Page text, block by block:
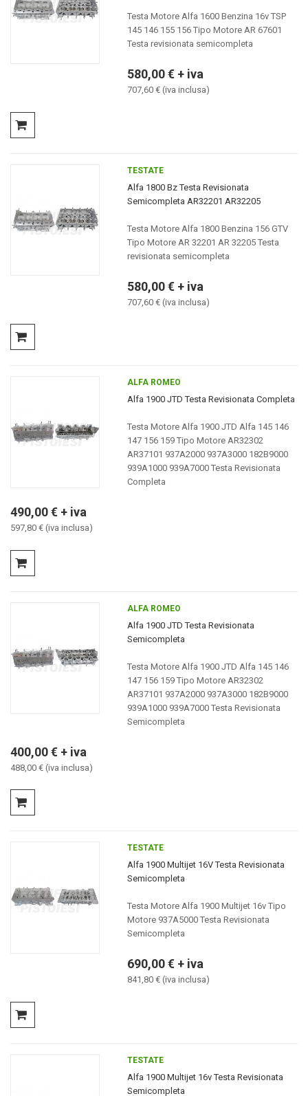
Testa Motore Alfa 1600 Benzina 16v TSP
145 146 155 156 Tipo Motore AR 67601
Testa revisionata semicompleta
580,00 € + iva
707,60 € (iva inclusa)
TESTATE
Alfa 1800 Bz Testa Revisionata
Semicompleta AR32201 AR32205
Testa Motore Alfa 1800 Benzina 156 GTV
Tipo Motore AR 32201 AR 32205 Testa
revisionata semicompleta
580,00 € + iva
707,60 € (iva inclusa)
ALFA ROMEO
Alfa 1900 JTD Testa Revisionata Completa
Testa Motore Alfa 1900 JTD Alfa 145 146
147 156 159 Tipo Motore AR32302
AR37101 937A2000 937A3000 182B9000
939A1000 939A7000 Testa Revisionata
Completa
490,00 € + iva
597,80 € (iva inclusa)
ALFA ROMEO
Alfa 1900 JTD Testa Revisionata
Semicompleta
Testa Motore Alfa 1900 JTD Alfa 145 146
147 156 159 Tipo Motore AR32302
AR37101 937A2000 937A3000 182B9000
939A1000 939A7000 Testa Revisionata
Semicompleta
400,00 € + iva
488,00 € (iva inclusa)
TESTATE
Alfa 1900 Multijet 16V Testa Revisionata
Semicompleta
Testa Motore Alfa 1900 Multijet 16v Tipo
Motore 937A5000 Testa Revisionata
Semicompleta
690,00 € + iva
841,80 € (iva inclusa)
TESTATE
Alfa 1900 Multijet 16v Testa Revisionata
Semicompleta